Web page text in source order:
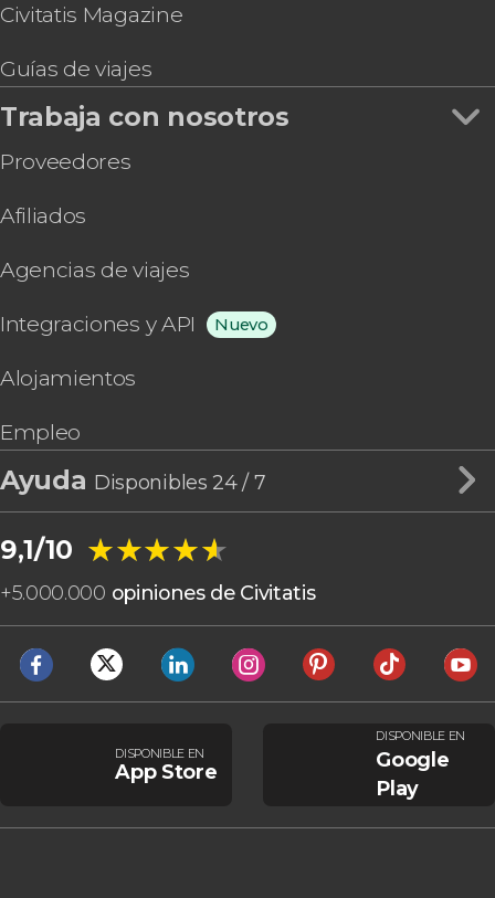
Civitatis Magazine
Guías de viajes
Trabaja con nosotros
Proveedores
Afiliados
Agencias de viajes
Integraciones y API Nuevo
Alojamientos
Empleo
Ayuda Disponibles 24 / 7
9,1/10 ★★★★★
★★★★★
+5.000.000 opiniones de Civitatis
DISPONIBLE EN
App Store
DISPONIBLE EN
Google
Play